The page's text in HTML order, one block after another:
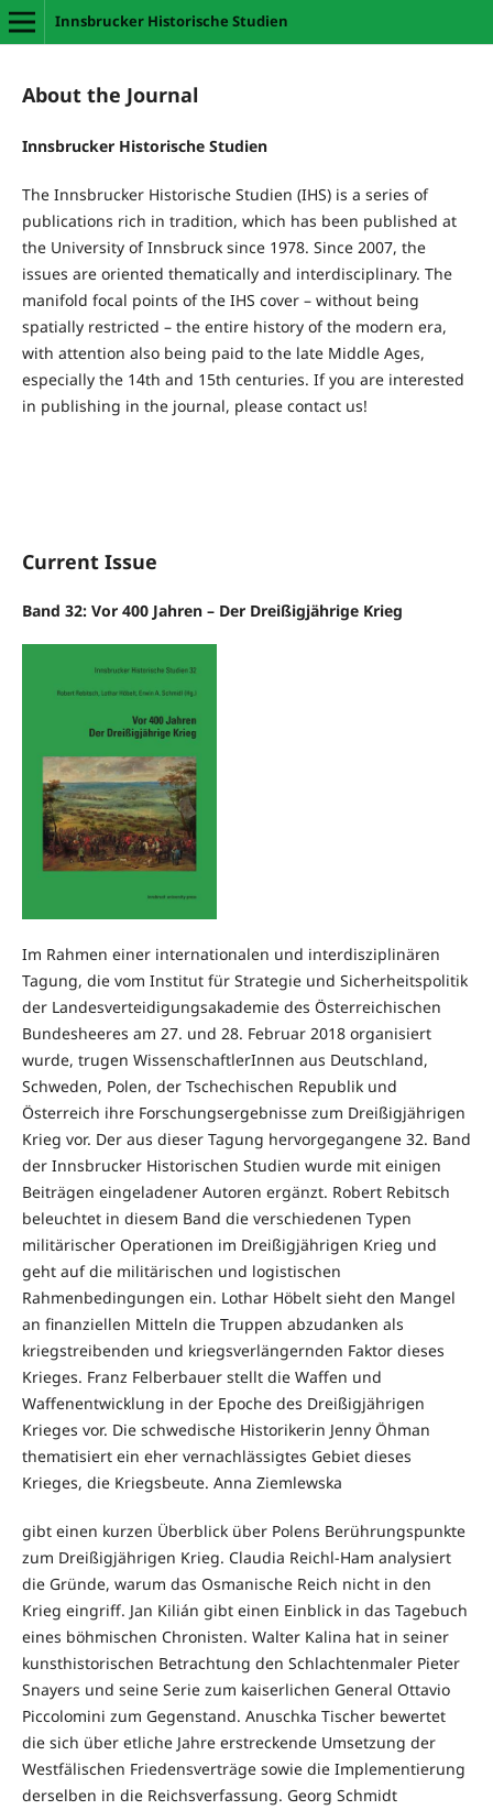
Innsbrucker Historische Studien
About the Journal
Innsbrucker Historische Studien
The Innsbrucker Historische Studien (IHS) is a series of
publications rich in tradition, which has been published at
the University of Innsbruck since 1978. Since 2007, the
issues are oriented thematically and interdisciplinary. The
manifold focal points of the IHS cover – without being
spatially restricted – the entire history of the modern era,
with attention also being paid to the late Middle Ages,
especially the 14th and 15th centuries. If you are interested
in publishing in the journal, please contact us!
Current Issue
Band 32: Vor 400 Jahren – Der Dreißigjährige Krieg
Im Rahmen einer internationalen und interdisziplinären
Tagung, die vom Institut für Strategie und Sicherheitspolitik
der Landesverteidigungsakademie des Österreichischen
Bundesheeres am 27. und 28. Februar 2018 organisiert
wurde, trugen WissenschaftlerInnen aus Deutschland,
Schweden, Polen, der Tschechischen Republik und
Österreich ihre Forschungsergebnisse zum Dreißigjährigen
Krieg vor. Der aus dieser Tagung hervorgegangene 32. Band
der Innsbrucker Historischen Studien wurde mit einigen
Beiträgen eingeladener Autoren ergänzt. Robert Rebitsch
beleuchtet in diesem Band die verschiedenen Typen
militärischer Operationen im Dreißigjährigen Krieg und
geht auf die militärischen und logistischen
Rahmenbedingungen ein. Lothar Höbelt sieht den Mangel
an finanziellen Mitteln die Truppen abzudanken als
kriegstreibenden und kriegsverlängernden Faktor dieses
Krieges. Franz Felberbauer stellt die Waffen und
Waffenentwicklung in der Epoche des Dreißigjährigen
Krieges vor. Die schwedische Historikerin Jenny Öhman
thematisiert ein eher vernachlässigtes Gebiet dieses
Krieges, die Kriegsbeute. Anna Ziemlewska
gibt einen kurzen Überblick über Polens Berührungspunkte
zum Dreißigjährigen Krieg. Claudia Reichl-Ham analysiert
die Gründe, warum das Osmanische Reich nicht in den
Krieg eingriff. Jan Kilián gibt einen Einblick in das Tagebuch
eines böhmischen Chronisten. Walter Kalina hat in seiner
kunsthistorischen Betrachtung den Schlachtenmaler Pieter
Snayers und seine Serie zum kaiserlichen General Ottavio
Piccolomini zum Gegenstand. Anuschka Tischer bewertet
die sich über etliche Jahre erstreckende Umsetzung der
Westfälischen Friedensverträge sowie die Implementierung
derselben in die Reichsverfassung. Georg Schmidt